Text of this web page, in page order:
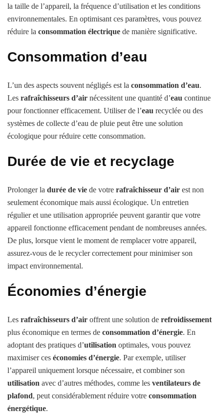
la taille de l’appareil, la fréquence d’utilisation et les conditions
environnementales. En optimisant ces paramètres, vous pouvez
réduire la consommation électrique de manière significative.
Consommation d’eau
L’un des aspects souvent négligés est la consommation d’eau.
Les rafraîchisseurs d’air nécessitent une quantité d’eau continue
pour fonctionner efficacement. Utiliser de l’eau recyclée ou des
systèmes de collecte d’eau de pluie peut être une solution
écologique pour réduire cette consommation.
Durée de vie et recyclage
Prolonger la durée de vie de votre rafraîchisseur d’air est non
seulement économique mais aussi écologique. Un entretien
régulier et une utilisation appropriée peuvent garantir que votre
appareil fonctionne efficacement pendant de nombreuses années.
De plus, lorsque vient le moment de remplacer votre appareil,
assurez-vous de le recycler correctement pour minimiser son
impact environnemental.
Économies d’énergie
Les rafraîchisseurs d’air offrent une solution de refroidissement
plus économique en termes de consommation d’énergie. En
adoptant des pratiques d’utilisation optimales, vous pouvez
maximiser ces économies d’énergie. Par exemple, utiliser
l’appareil uniquement lorsque nécessaire, et combiner son
utilisation avec d’autres méthodes, comme les ventilateurs de
plafond, peut considérablement réduire votre consommation
énergétique.